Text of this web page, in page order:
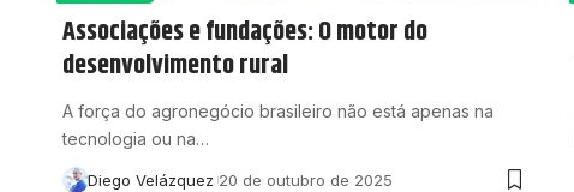
Associações e fundações: O motor do
desenvolvimento rural
A força do agronegócio brasileiro não está apenas na
tecnologia ou na…
Diego Velázquez 20 de outubro de 2025